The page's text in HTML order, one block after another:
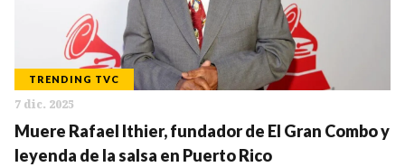
TRENDING TVC
7 dic. 2025
Muere Rafael Ithier, fundador de El Gran Combo y
leyenda de la salsa en Puerto Rico